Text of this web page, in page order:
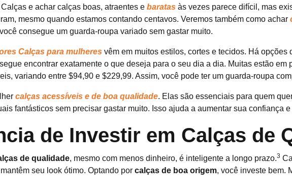
e achar calças boas, atraentes e baratas às vezes parece difícil, mas
mesmo quando estamos contando centavos. Veremos também como achar
consegue um guarda-roupa variado sem gastar muito.
Calças para mulheres vêm em muitos estilos, cortes e tecidos. Há
encontrar exatamente o que deseja para o seu dia a dia. Muitas estão em
variando entre $94,90 e $229,99. Assim, você pode ter um guarda-roupa
calças acessíveis e de boa qualidade. Elas são essenciais para quem
fantásticos sem precisar gastar muito. Isso ajuda a aumentar sua confiança
de Investir em Calças de
de qualidade, mesmo com menos dinheiro, é inteligente a longo prazo.3
seu look ótimo. Optando por calças de boa origem, você investe bem.